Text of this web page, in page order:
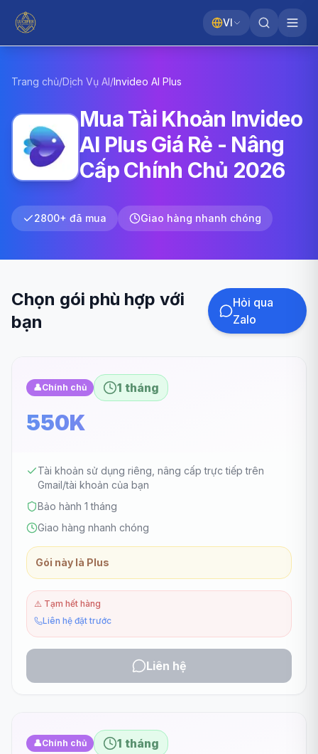
VI
Trang chủ/Dịch Vụ AI/Invideo AI Plus
Mua Tài Khoản Invideo
AI Plus Giá Rẻ - Nâng
Cấp Chính Chủ 2026
2800+ đã mua Giao hàng nhanh chóng
Chọn gói phù hợp với
bạn
Hỏi qua
Zalo
👤Chính chủ 1 tháng
550K
Tài khoản sử dụng riêng, nâng cấp trực tiếp trên
Gmail/tài khoản của bạn
Bảo hành 1 tháng
Giao hàng nhanh chóng
Gói này là Plus
⚠️ Tạm hết hàng
Liên hệ đặt trước
Liên hệ
👤Chính chủ 1 tháng